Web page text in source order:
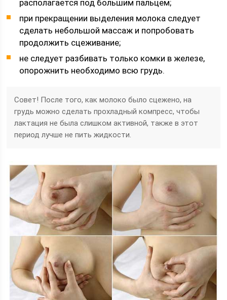
располагается под большим пальцем;
при прекращении выделения молока следует
сделать небольшой массаж и попробовать
продолжить сцеживание;
не следует разбивать только комки в железе,
опорожнить необходимо всю грудь.
Совет! После того, как молоко было сцежено, на
грудь можно сделать прохладный компресс, чтобы
лактация не была слишком активной, также в этот
период лучше не пить жидкости.